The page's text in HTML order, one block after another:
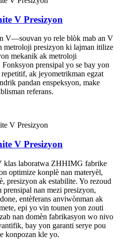
V Presizyon
V—souvan yo rele blòk mab an V
metroloji presizyon ki lajman itilize
mekanik ak metroloji
Fonksyon prensipal yo se bay yon
ak jeyometrikman egzat
pandan enspeksyon, make
referans.
V Presizyon
klas laboratwa ZHHIMG fabrike
optimize konplè nan materyèl,
presizyon ak estabilite. Yo rezoud
nan mezi presizyon,
entèferans anviwònman ak
epi yo vin tounen yon zouti
nan domèn fabrikasyon wo nivo
bay yon garanti serye pou
konpozan kle yo.